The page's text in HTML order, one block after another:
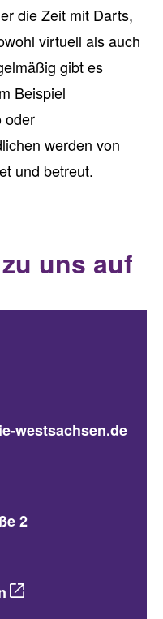
die Zeit mit Darts,
virtuell als auch
gibt es
Beispiel
oder
werden von
und betreut.
uns auf
westsachsen.de
2